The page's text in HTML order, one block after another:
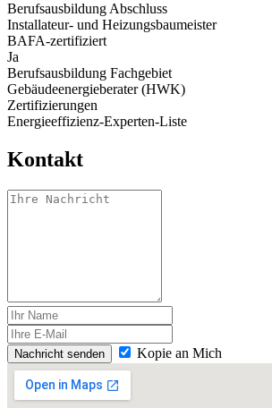
Berufsausbildung Abschluss
Installateur- und Heizungsbaumeister
BAFA-zertifiziert
Ja
Berufsausbildung Fachgebiet
Gebäudeenergieberater (HWK)
Zertifizierungen
Energieeffizienz-Experten-Liste
Kontakt
Kopie an Mich